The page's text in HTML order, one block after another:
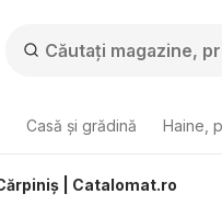
Casă și grădină Haine,
| Catalomat.ro